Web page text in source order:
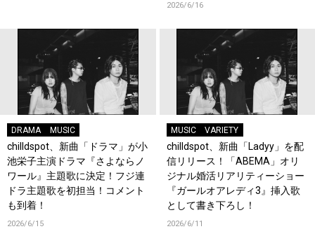
2026/6/16
DRAMA MUSIC
chilldspot、新曲「ドラマ」が小
池栄子主演ドラマ『さよならノ
ワール』主題歌に決定！フジ連
ドラ主題歌を初担当！コメント
も到着！
2026/6/15
MUSIC VARIETY
chilldspot、新曲「Ladyy」を配
信リリース！「ABEMA」オリ
ジナル婚活リアリティーショー
『ガールオアレディ3』挿入歌
として書き下ろし！
2026/6/11